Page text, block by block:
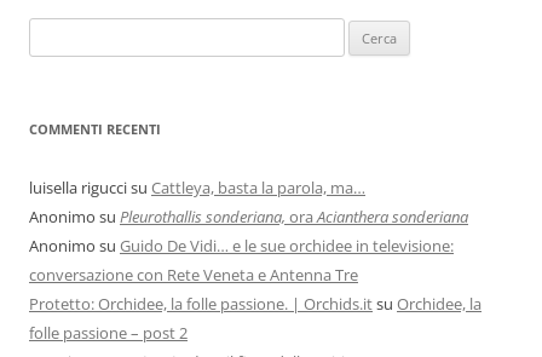
COMMENTI RECENTI
luisella riguccisu Cattleya, basta la parola, ma…
Anonimo su Pleurothallis sonderiana, ora Acianthera sonderiana
Anonimo su Guido De Vidi… e le sue orchidee in televisione:
conversazione con Rete Veneta e Antenna Tre
Protetto: Orchidee, la folle passione. | Orchids.itsu Orchidee, la
folle passione – post 2